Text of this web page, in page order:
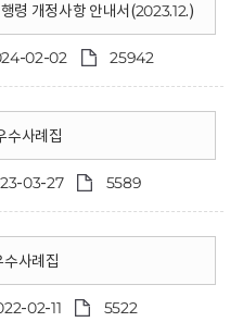
령 개정사항 안내서(2023.12.)
02-02 25942
수사례집
03-27 5589
사례집
02-11 5522